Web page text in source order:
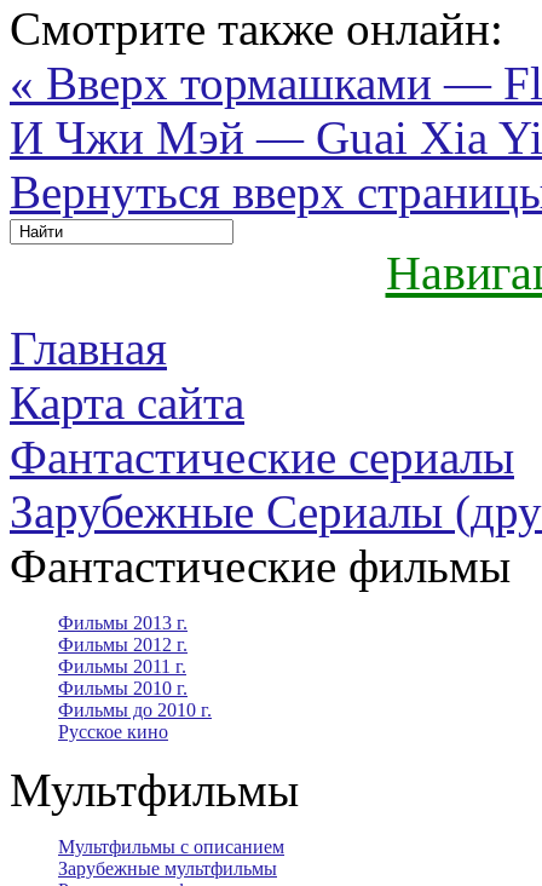
Смотрите также онлайн:
« Вверх тормашками —
И Чжи Мэй — Guai Xia Yi
Вернуться вверх
Главная
Карта сайта
Фантастические сериалы
Зарубежные Сериалы
Фантастические фильмы
Фильмы 2013 г.
Фильмы 2012 г.
Фильмы 2011 г.
Фильмы 2010 г.
Фильмы до 2010 г.
Русское кино
Мультфильмы
Мультфильмы с описанием
Зарубежные мультфильмы